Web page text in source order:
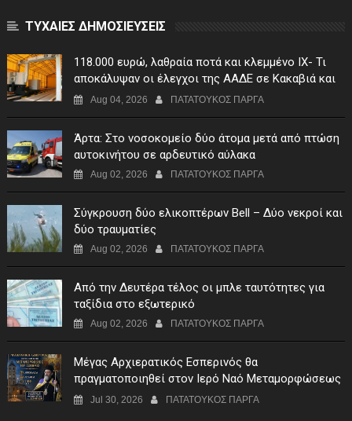
ΤΥΧΑΙΕΣ ΔΗΜΟΣΙΕΥΣΕΙΣ
118.000 ευρώ, λαθραία ποτά και κλεμμένο ΙΧ- Τι
αποκάλυψαν οι έλεγχοι της ΑΑΔΕ σε Κακαβιά και
Μαυρομάτι
Aug 04, 2026 ΠΑΤΑΤΟΥΚΟΣ ΠΑΡΓΑ
Άρτα: Στο νοσοκομείο δύο άτομα μετά από πτώση
αυτοκινήτου σε αρδευτικό αύλακα
Aug 02, 2026 ΠΑΤΑΤΟΥΚΟΣ ΠΑΡΓΑ
Σύγκρουση δύο ελικοπτέρων Bell – Δύο νεκροί και
δύο τραυματίες
Aug 02, 2026 ΠΑΤΑΤΟΥΚΟΣ ΠΑΡΓΑ
Από την Δευτέρα τέλος οι μπλε ταυτότητες για
ταξίδια στο εξωτερικό
Aug 02, 2026 ΠΑΤΑΤΟΥΚΟΣ ΠΑΡΓΑ
Μέγας Αρχιερατικός Εσπερινός θα
πραγματοποιηθεί στον Ιερό Ναό Μεταμορφώσεως
του Σωτήρος Σταυροχωρίου στης 5 Αυγούστου
Jul 30, 2026 ΠΑΤΑΤΟΥΚΟΣ ΠΑΡΓΑ